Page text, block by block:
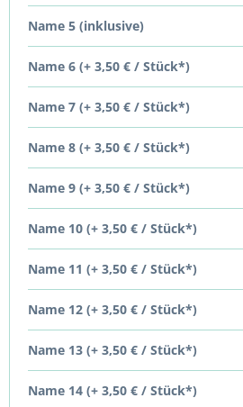
Name 5 (inklusive)
Name 6 (+ 3,50 € / Stück*)
Name 7 (+ 3,50 € / Stück*)
Name 8 (+ 3,50 € / Stück*)
Name 9 (+ 3,50 € / Stück*)
Name 10 (+ 3,50 € / Stück*)
Name 11 (+ 3,50 € / Stück*)
Name 12 (+ 3,50 € / Stück*)
Name 13 (+ 3,50 € / Stück*)
Name 14 (+ 3,50 € / Stück*)